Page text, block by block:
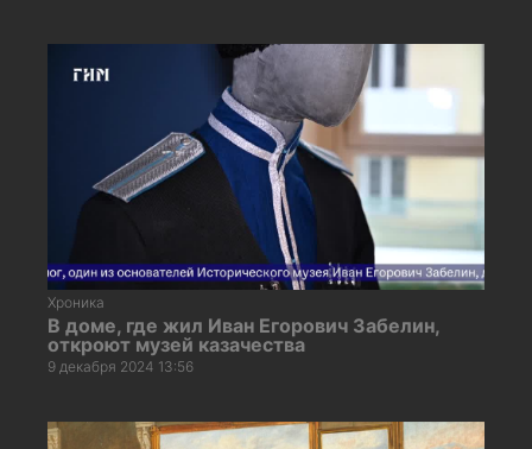
Хроника
В доме, где жил Иван Егорович Забелин,
откроют музей казачества
9 декабря 2024 13:56